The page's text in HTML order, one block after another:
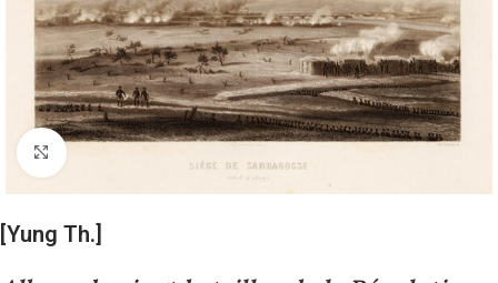
Cliquez pour agrandir
[Yung Th.]